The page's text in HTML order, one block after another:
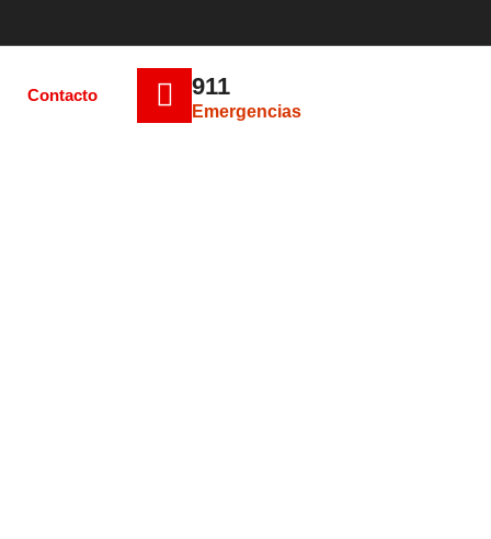
Contacto 911
Emergencias